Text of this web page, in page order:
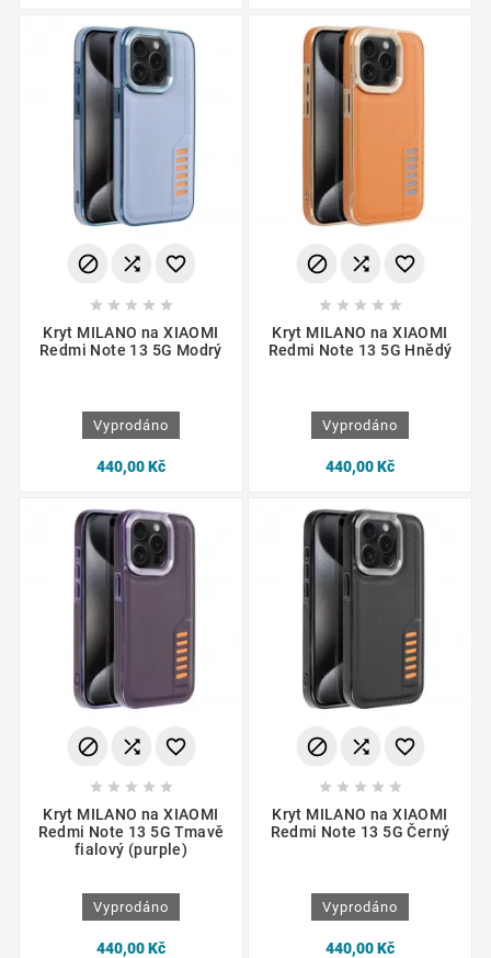
  
    
Kryt MILANO na XIAOMI
Redmi Note 13 5G Modrý
Vyprodáno
440,00 Kč
  
    
Kryt MILANO na XIAOMI
Redmi Note 13 5G Hnědý
Vyprodáno
440,00 Kč
  
    
Kryt MILANO na XIAOMI
Redmi Note 13 5G Tmavě
fialový (purple)
Vyprodáno
440,00 Kč
  
    
Kryt MILANO na XIAOMI
Redmi Note 13 5G Černý
Vyprodáno
440,00 Kč